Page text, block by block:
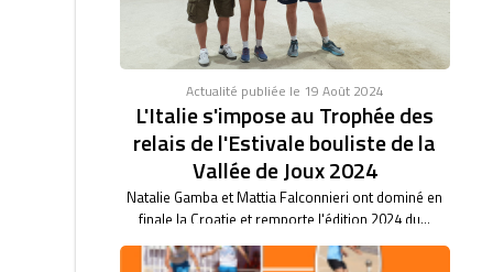
Actualité publiée le 19 Août 2024
L'Italie s'impose au Trophée des
relais de l'Estivale bouliste de la
Vallée de Joux 2024
Natalie Gamba et Mattia Falconnieri ont dominé en
finale la Croatie et remporte l'édition 2024 du...